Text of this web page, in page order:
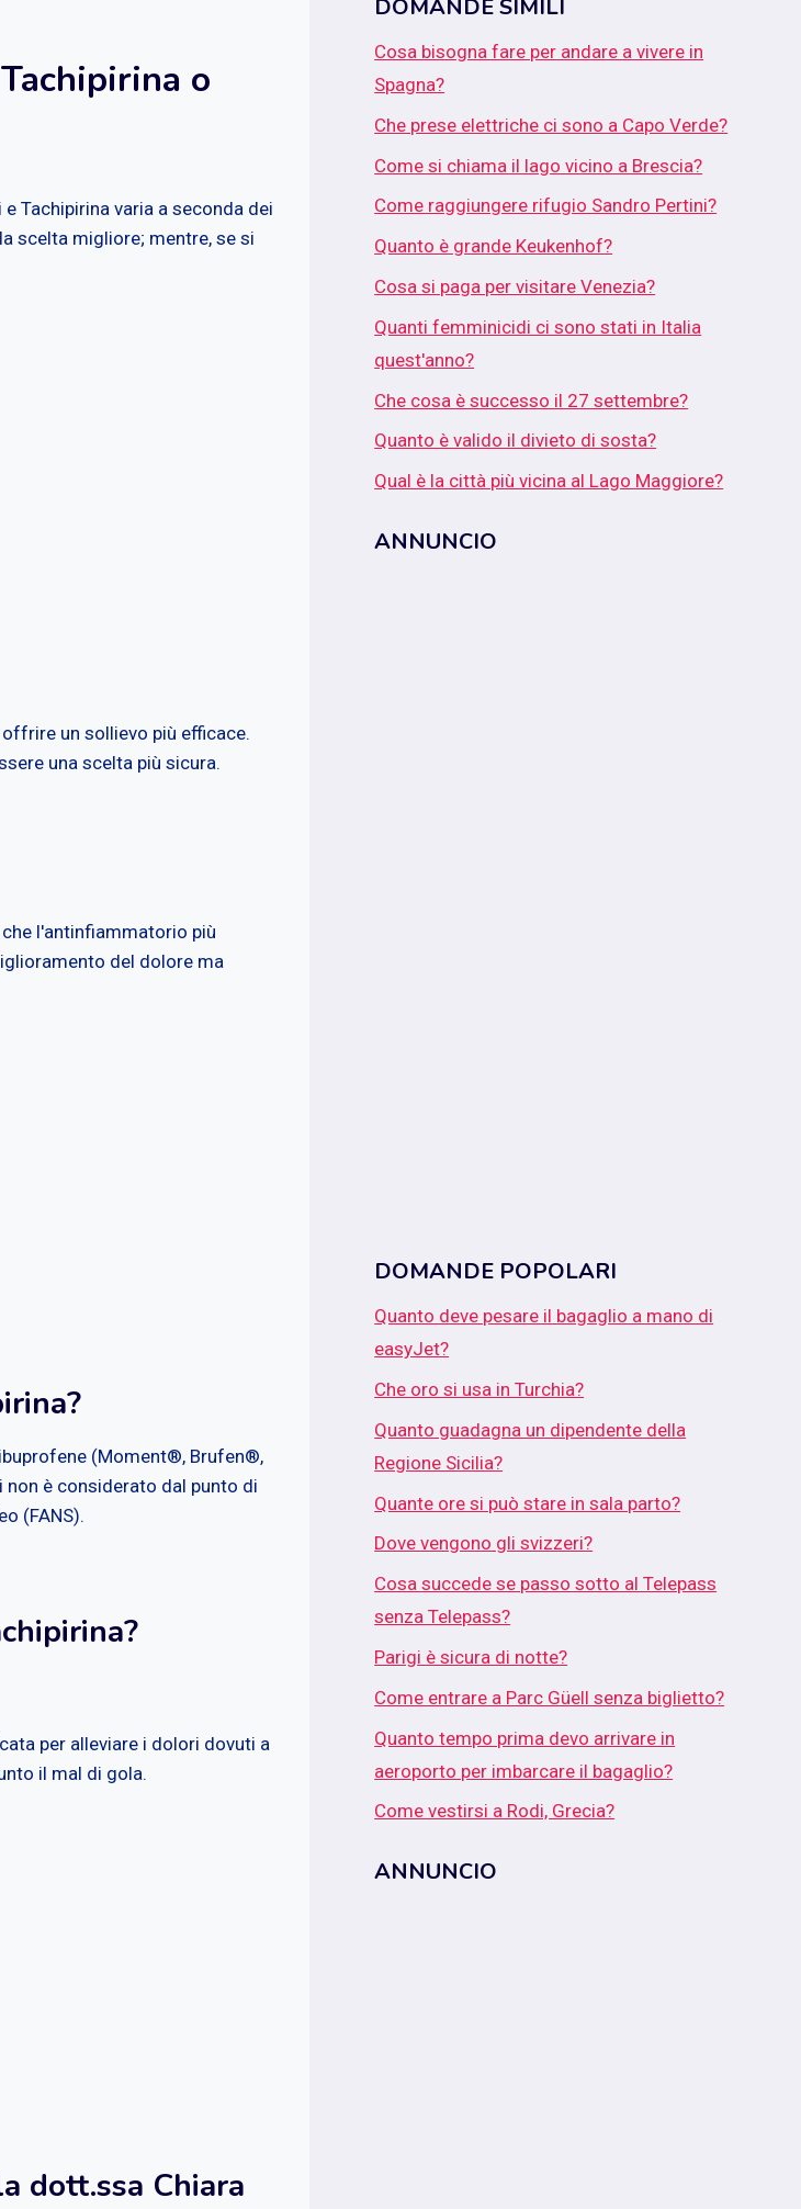
o
Tachipirina varia a seconda dei
scelta migliore; mentre, se si
un sollievo più efficace.
una scelta più sicura.
l'antinfiammatorio più
del dolore ma
(Moment®, Brufen®,
è considerato dal punto di
(FANS).
per alleviare i dolori dovuti a
il mal di gola.
dott.ssa Chiara
DOMANDE SIMILI
Cosa bisogna fare per andare a vivere in
Spagna?
Che prese elettriche ci sono a Capo Verde?
Come si chiama il lago vicino a Brescia?
Come raggiungere rifugio Sandro Pertini?
Quanto è grande Keukenhof?
Cosa si paga per visitare Venezia?
Quanti femminicidi ci sono stati in Italia
quest'anno?
Che cosa è successo il 27 settembre?
Quanto è valido il divieto di sosta?
Qual è la città più vicina al Lago Maggiore?
ANNUNCIO
DOMANDE POPOLARI
Quanto deve pesare il bagaglio a mano di
easyJet?
Che oro si usa in Turchia?
Quanto guadagna un dipendente della
Regione Sicilia?
Quante ore si può stare in sala parto?
Dove vengono gli svizzeri?
Cosa succede se passo sotto al Telepass
senza Telepass?
Parigi è sicura di notte?
Come entrare a Parc Güell senza biglietto?
Quanto tempo prima devo arrivare in
aeroporto per imbarcare il bagaglio?
Come vestirsi a Rodi, Grecia?
ANNUNCIO